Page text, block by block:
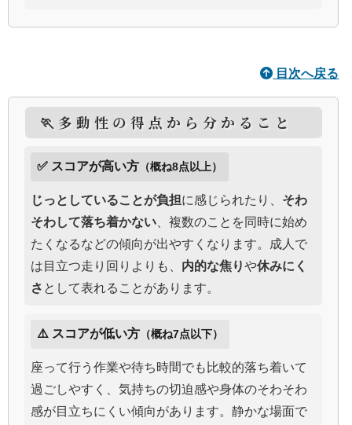
目次へ戻る
🏃多動性の得点から分かること
✅ スコアが高い方 （概ね8点以上）
じっとしていることが負担に感じられたり、 そわ
そわして落ち着かない 、複数のことを同時に始め
たくなるなどの傾向が出やすくなります。成人で
は目立つ走り回りよりも、 内的な焦りや休みにく
さ として表れることがあります。
⚠️ スコアが低い方 （概ね7点以下）
座って行う作業や待ち時間でも比較的落ち着いて
過ごしやすく、気持ちの切迫感や身体のそわそわ
感が目立ちにくい傾向があります。静かな場面で